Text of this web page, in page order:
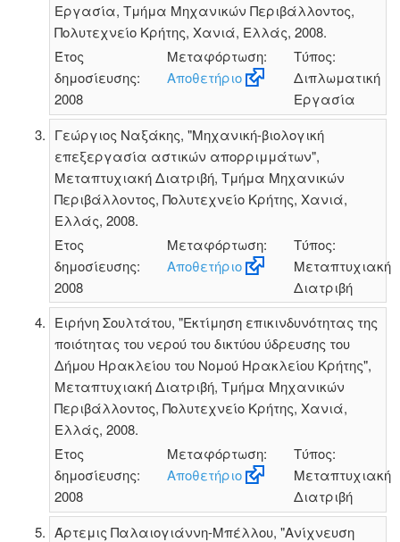
Εργασία, Τμήμα Μηχανικών Περιβάλλοντος,
Πολυτεχνείο Κρήτης, Χανιά, Ελλάς, 2008.
Έτος
δημοσίευσης:
2008
Μεταφόρτωση:
Αποθετήριο
Τύπος:
Διπλωματική
Εργασία
Γεώργιος Ναξάκης, "Μηχανική-βιολογική
επεξεργασία αστικών απορριμμάτων",
Μεταπτυχιακή Διατριβή, Τμήμα Μηχανικών
Περιβάλλοντος, Πολυτεχνείο Κρήτης, Χανιά,
Ελλάς, 2008.
Έτος
δημοσίευσης:
2008
Μεταφόρτωση:
Αποθετήριο
Τύπος:
Μεταπτυχιακή
Διατριβή
Ειρήνη Σουλτάτου, "Εκτίμηση επικινδυνότητας της
ποιότητας του νερού του δικτύου ύδρευσης του
Δήμου Ηρακλείου του Νομού Ηρακλείου Κρήτης",
Μεταπτυχιακή Διατριβή, Τμήμα Μηχανικών
Περιβάλλοντος, Πολυτεχνείο Κρήτης, Χανιά,
Ελλάς, 2008.
Έτος
δημοσίευσης:
2008
Μεταφόρτωση:
Αποθετήριο
Τύπος:
Μεταπτυχιακή
Διατριβή
Άρτεμις Παλαιογιάννη-Μπέλλου, "Ανίχνευση